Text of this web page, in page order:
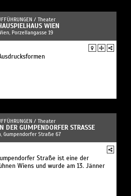
/ Theater
WIEN
Porzellangasse 19
/ Theater
DER GUMPENDORFER STRASSE
Gumpendorfer Straße 67
Straße ist eine der
Wiens und wurde am 13. Jänner